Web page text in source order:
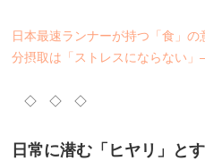
日本最速ランナーが持つ「食」
分摂取は「ストレスにならない
◇ ◇ ◇
日常に潜む「ヒヤリ」と